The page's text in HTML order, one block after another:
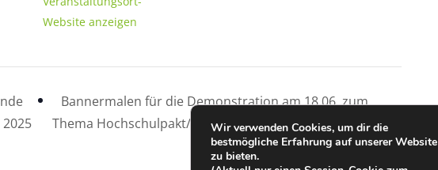
Website anzeigen
Bannermalen für die Demonstration am 18.06. zum
Thema Hochschulpakt/Hochschulfinanzierung
Wir verwenden Cookies, um dir die
bestmögliche Erfahrung auf unserer Website
zu bieten.